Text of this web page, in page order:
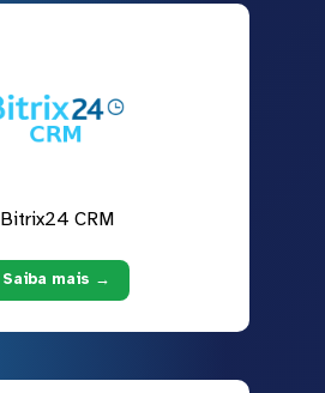
Bitrix24 CRM
Saiba mais →